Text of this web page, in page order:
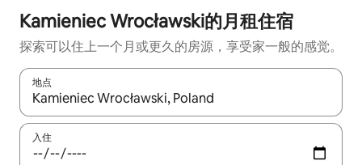
Kamieniec Wrocławski的月租住宿
探索可以住上一个月或更久的房源，享受家一般的感觉。
地点
如有搜索结果，请使用上下方向键查看，或通过点击或滑动手势
入住